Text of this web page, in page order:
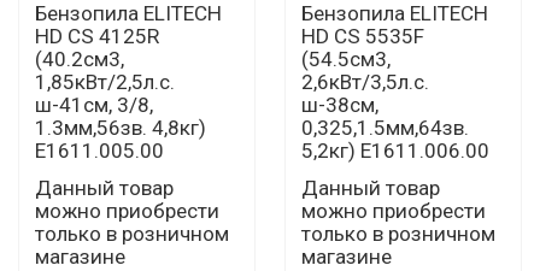
Бензопила ELITECH
HD CS 4125R
(40.2см3,
1,85кВт/2,5л.с.
ш-41см, 3/8,
1.3мм,56зв. 4,8кг)
E1611.005.00
Данный товар
можно приобрести
только в розничном
магазине
Бензопила ELITECH
HD CS 5535F
(54.5см3,
2,6кВт/3,5л.с.
ш-38см,
0,325,1.5мм,64зв.
5,2кг) E1611.006.00
Данный товар
можно приобрести
только в розничном
магазине